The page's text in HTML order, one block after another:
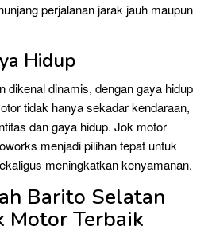
perjalanan jarak jauh maupun
Hidup
dikenal dinamis, dengan gaya hidup
tidak hanya sekadar kendaraan,
dan gaya hidup. Jok motor
menjadi pilihan tepat untuk
meningkatkan kenyamanan.
Barito Selatan
Motor Terbaik